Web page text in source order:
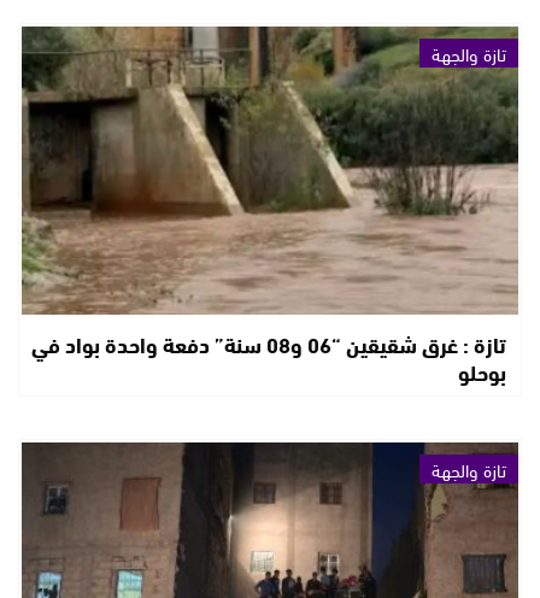
تازة والجهة
تازة : غرق شقيقين “06 و08 سنة” دفعة واحدة بواد في
بوحلو
تازة والجهة